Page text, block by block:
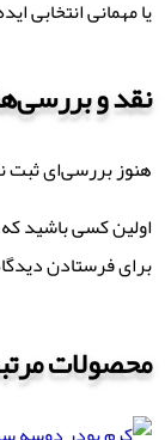
یا مهمانی انتخابی
نقد و
هنوز بررسی‌ای
اولین کسی باشید
برای فرستادن
محصولات